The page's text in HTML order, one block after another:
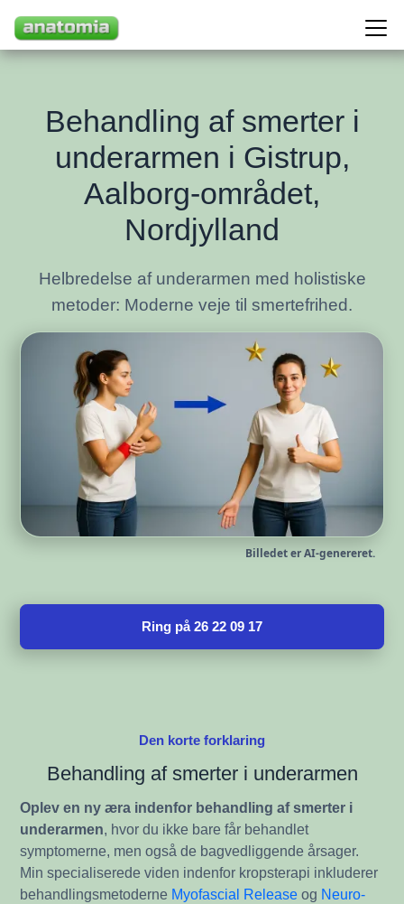
Behandling af smerter i
underarmen i Gistrup,
Aalborg-området,
Nordjylland
Helbredelse af underarmen med holistiske
metoder: Moderne veje til smertefrihed.
Billedet er AI-genereret.
Ring på 26 22 09 17
Den korte forklaring
Behandling af smerter i underarmen
Oplev en ny æra indenfor behandling af smerter i
underarmen, hvor du ikke bare får behandlet
symptomerne, men også de bagvedliggende årsager.
Min specialiserede viden indenfor kropsterapi inkluderer
behandlingsmetoderne Myofascial Release og Neuro-